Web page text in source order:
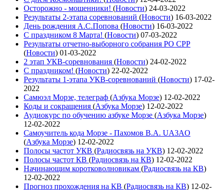
Осторожно - мошенники! (Новости) 24-03-2022
Результаты 2-этапа соревнований (Новости) 16-03-2022
День рождения А.С.Попова (Новости) 16-03-2022
С праздником 8 Марта! (Новости) 07-03-2022
Результаты отчетно-выборного собрания РО СРР
(Новости) 01-03-2022
2 этап УКВ-соревнования (Новости) 24-02-2022
С праздником! (Новости) 22-02-2022
Результаты 1-этапа УКВ-соревнований (Новости) 17-02-
2022
Самюэл Морзе, телеграф (Азбука Морзе) 12-02-2022
Коды и сокращения (Азбука Морзе) 12-02-2022
Аудиокурс по обучению азбуке Морзе (Азбука Морзе)
12-02-2022
Самоучитель кода Морзе - Пахомов В.А. UA3AO
(Азбука Морзе) 12-02-2022
Полосы частот УКВ (Радиосвязь на УКВ) 12-02-2022
Полосы частот КВ (Радиосвязь на КВ) 12-02-2022
Начинающим коротковолновикам (Радиосвязь на КВ)
12-02-2022
Прогноз прохождения на КВ (Радиосвязь на КВ) 12-02-